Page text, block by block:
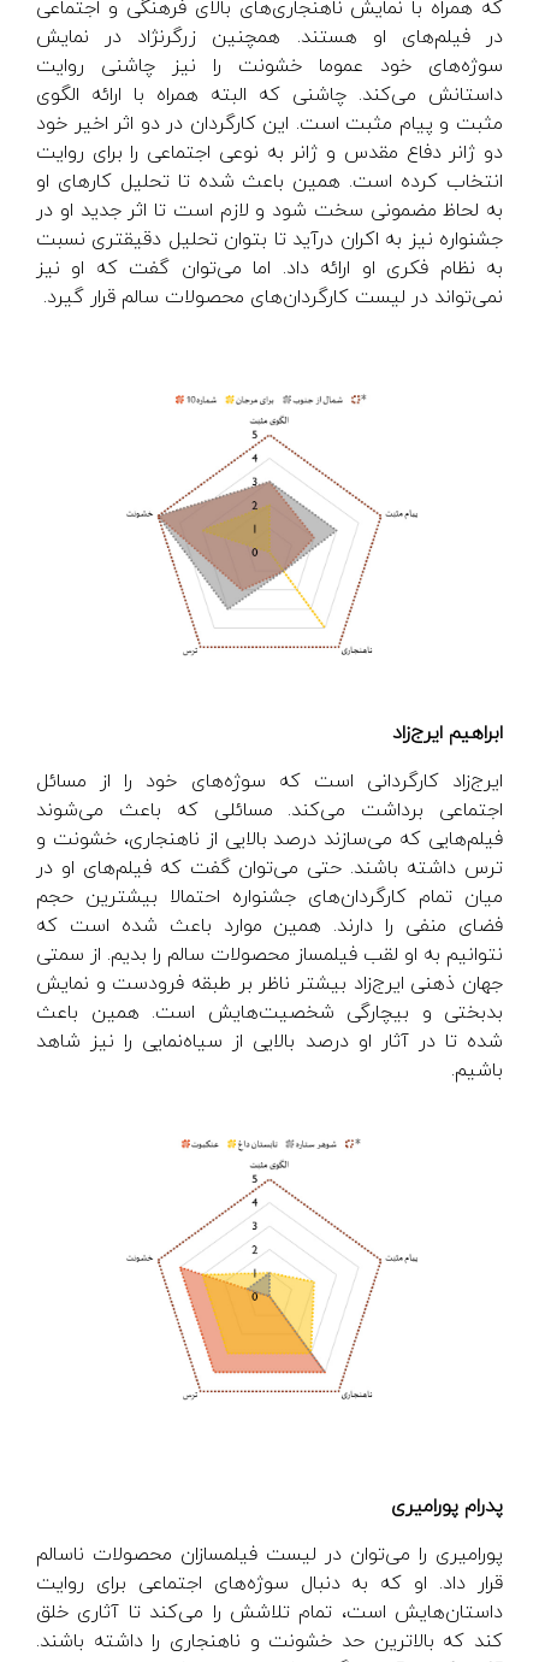
که همراه با نمایش ناهنجاری‌های بالای فرهنگی و اجتماعی
در فیلم‌های او هستند. همچنین زرگرنژاد در نمایش
سوژه‌های خود عموما خشونت را نیز چاشنی روایت
داستانش می‌کند. چاشنی که البته همراه با ارائه الگوی
مثبت و پیام مثبت است. این کارگردان در دو اثر اخیر خود
دو ژانر دفاع مقدس و ژانر به نوعی اجتماعی را برای روایت
انتخاب کرده است. همین باعث شده تا تحلیل کارهای او
به لحاظ مضمونی سخت شود و لازم است تا اثر جدید او در
جشنواره نیز به اکران درآید تا بتوان تحلیل دقیقتری نسبت
به نظام فکری او ارائه داد. اما می‌توان گفت که او نیز
نمی‌تواند در لیست کارگردان‌های محصولات سالم قرار گیرد.
ابراهیم ایرج‌زاد
ایرج‌زاد کارگردانی است که سوژه‌های خود را از مسائل
اجتماعی برداشت می‌کند. مسائلی که باعث می‌شوند
فیلم‌هایی که می‌سازند درصد بالایی از ناهنجاری، خشونت و
ترس داشته باشند. حتی می‌توان گفت که فیلم‌های او در
میان تمام کارگردان‌های جشنواره احتمالا بیشترین حجم
فضای منفی را دارند. همین موارد باعث شده است که
نتوانیم به او لقب فیلمساز محصولات سالم را بدیم. از سمتی
جهان ذهنی ایرج‌زاد بیشتر ناظر بر طبقه فرودست و نمایش
بدبختی و بیچارگی شخصیت‌هایش است. همین باعث
شده تا در آثار او درصد بالایی از سیاه‌نمایی را نیز شاهد
باشیم.
پدرام پورامیری
پورامیری را می‌توان در لیست فیلمسازان محصولات ناسالم
قرار داد. او که به دنبال سوژه‌های اجتماعی برای روایت
داستان‌هایش است، تمام تلاشش را می‌کند تا آثاری خلق
کند که بالاترین حد خشونت و ناهنجاری را داشته باشند.